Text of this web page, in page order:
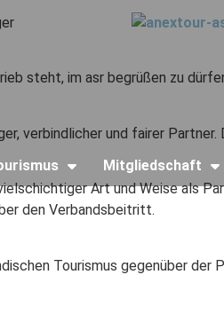
Mitgliedschaft
steht, im asr begrüßen zu
verbindlicher und fairer
Art und Weise als
den Verbandsbeitritt.
Tourismus gegenüber der